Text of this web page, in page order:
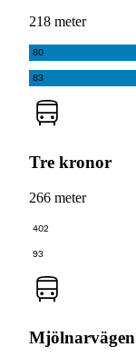
218 meter
80
83
Tre kronor
266 meter
402
93
Mjölnarvägen